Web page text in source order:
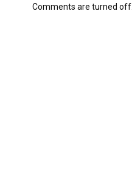
Comments are turned off.